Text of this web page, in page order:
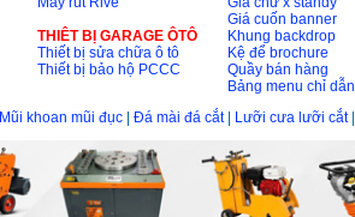
THIÊT BỊ GARAGE ÔTÔ
Thiết bị sửa chữa ô tô
Thiết bị bảo hộ PCCC
Giá cuốn banner
Khung backdrop
Kệ để brochure
Quầy bán hàng
Bảng menu chỉ dẫn
Mũi khoan mũi đục Đá mài đá cắt| Lưỡi cưa lưỡi cắt